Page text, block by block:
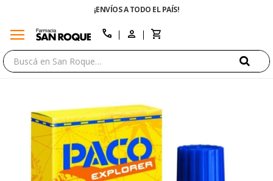
¡ENVÍOS A TODO EL PAÍS!
menu call
close